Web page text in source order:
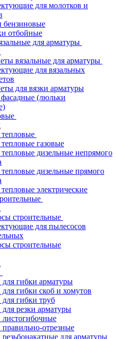
для молотков и
бензиновые
отбойные
для арматуры
вязальные для арматуры
для вязальных
для вязки арматуры
(люльки
газовые
дизельные непрямого
дизельные прямого
электрические
строительные
для пылесосов
строительные
гибки арматуры
гибки скоб и хомутов
гибки труб
резки арматуры
отрезные
для арматуры